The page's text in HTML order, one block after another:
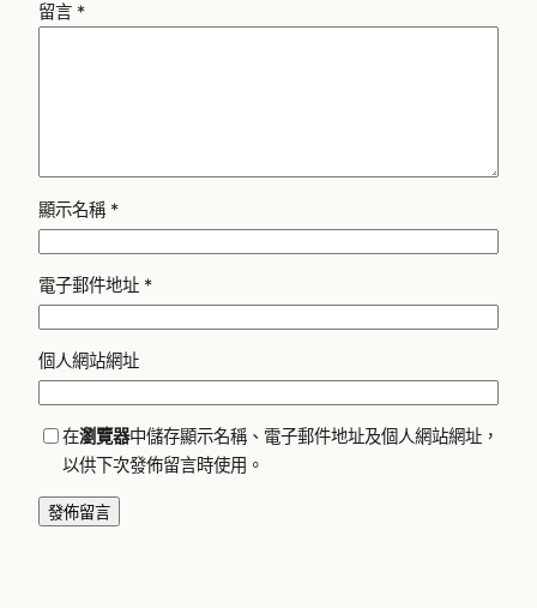
留言 *
顯示名稱 *
電子郵件地址 *
個人網站網址
在瀏覽器中儲存顯示名稱、電子郵件地址及個人網站網址，
以供下次發佈留言時使用。